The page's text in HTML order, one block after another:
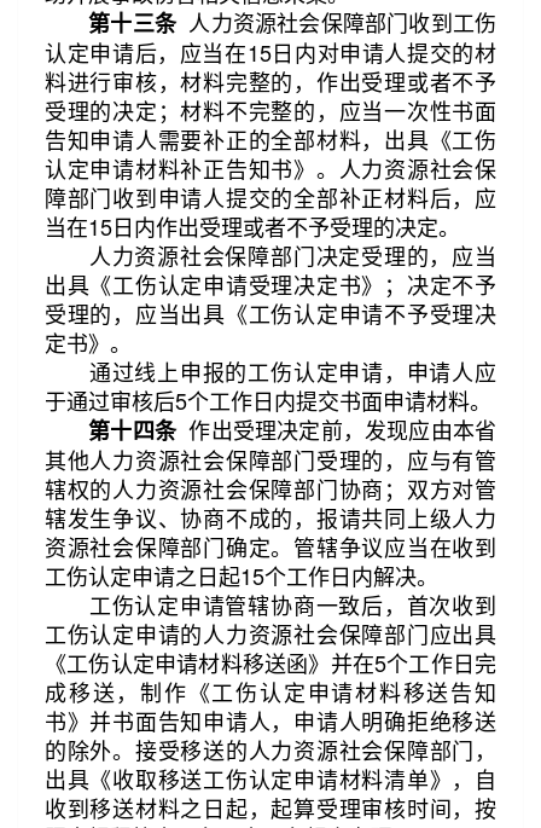
第十三条人力资源社会保障部门收到工伤
认定申请后，应当在15日内对申请人提交的材
料进行审核，材料完整的，作出受理或者不予
受理的决定；材料不完整的，应当一次性书面
告知申请人需要补正的全部材料，出具《工伤
认定申请材料补正告知书》。人力资源社会保
障部门收到申请人提交的全部补正材料后，应
当在15日内作出受理或者不予受理的决定。
人力资源社会保障部门决定受理的，应当
出具《工伤认定申请受理决定书》；决定不予
受理的，应当出具《工伤认定申请不予受理决
定书》。
通过线上申报的工伤认定申请，申请人应
于通过审核后5个工作日内提交书面申请材料。
第十四条作出受理决定前，发现应由本省
其他人力资源社会保障部门受理的，应与有管
辖权的人力资源社会保障部门协商；双方对管
辖发生争议、协商不成的，报请共同上级人力
资源社会保障部门确定。管辖争议应当在收到
工伤认定申请之日起15个工作日内解决。
工伤认定申请管辖协商一致后，首次收到
工伤认定申请的人力资源社会保障部门应出具
《工伤认定申请材料移送函》并在5个工作日完
成移送，制作《工伤认定申请材料移送告知
书》并书面告知申请人，申请人明确拒绝移送
的除外。接受移送的人力资源社会保障部门，
出具《收取移送工伤认定申请材料清单》，自
收到移送材料之日起，起算受理审核时间，按